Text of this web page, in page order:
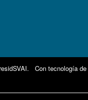
. Con tecnología de